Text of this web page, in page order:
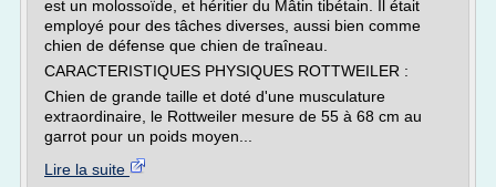
est un molossoïde, et héritier du Mâtin tibétain. Il était
employé pour des tâches diverses, aussi bien comme
chien de défense que chien de traîneau.
CARACTERISTIQUES PHYSIQUES ROTTWEILER :
Chien de grande taille et doté d'une musculature
extraordinaire, le Rottweiler mesure de 55 à 68 cm au
garrot pour un poids moyen...
Lire la suite